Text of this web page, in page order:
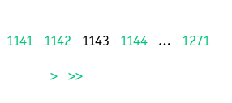
1141 1142 1143 1144 … 1271
> >>